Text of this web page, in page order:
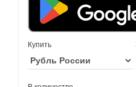
Купить